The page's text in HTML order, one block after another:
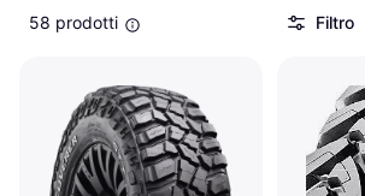
58 prodotti Filtro